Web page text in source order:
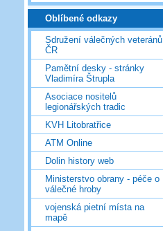
Oblíbené odkazy
Sdružení válečných veteránů
ČR
Pamětní desky - stránky
Vladimíra Štrupla
Asociace nositelů
legionářských tradic
KVH Litobratřice
ATM Online
Dolin history web
Ministerstvo obrany - péče o
válečné hroby
vojenská pietní místa na
mapě